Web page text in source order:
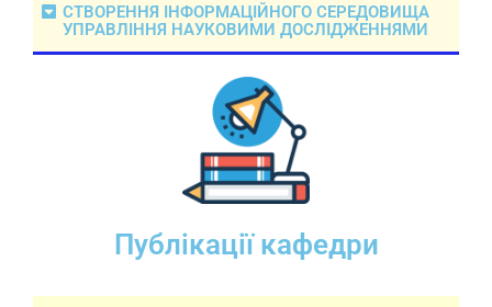
СТВОРЕННЯ ІНФОРМАЦІЙНОГО СЕРЕДОВИЩА
УПРАВЛІННЯ НАУКОВИМИ ДОСЛІДЖЕННЯМИ
Публікації кафедри